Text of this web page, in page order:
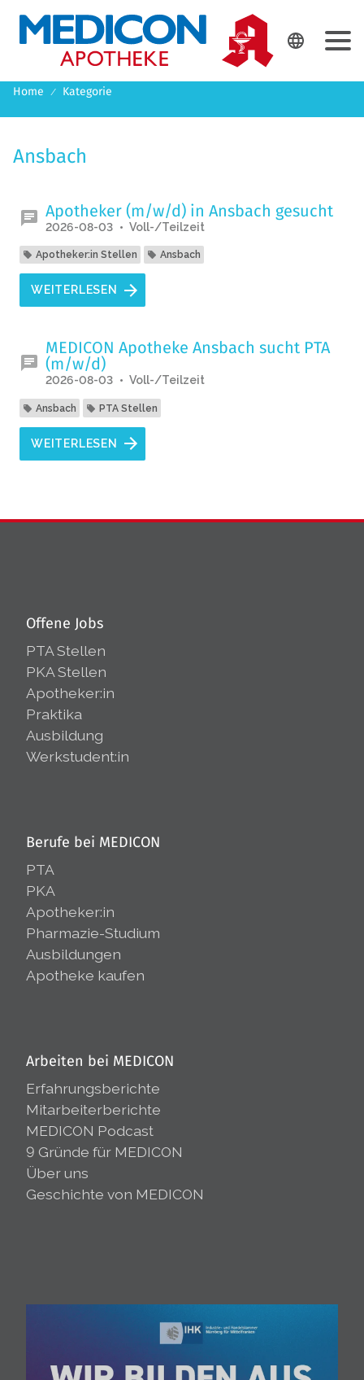

DE EN
Home Kategorie
Ansbach
Apotheker (m/w/d) in Ansbach gesucht
2026-08-03 Voll-/Teilzeit
Apotheker:in Stellen Ansbach
WEITERLESEN
MEDICON Apotheke Ansbach sucht PTA
(m/w/d)
2026-08-03 Voll-/Teilzeit
Ansbach PTA Stellen
WEITERLESEN
Offene Jobs
PTA Stellen
PKA Stellen
Apotheker:in
Praktika
Ausbildung
Werkstudent:in
Berufe bei MEDICON
PTA
PKA
Apotheker:in
Pharmazie-Studium
Ausbildungen
Apotheke kaufen
Arbeiten bei MEDICON
Erfahrungsberichte
Mitarbeiterberichte
MEDICON Podcast
9 Gründe für MEDICON
Über uns
Geschichte von MEDICON